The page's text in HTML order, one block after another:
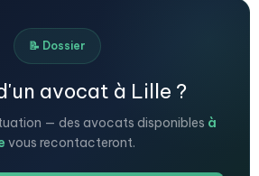
📝 Dossier
avocat à Lille ?
— des avocats disponibles à
vous recontacteront.